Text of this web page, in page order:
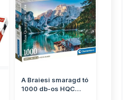
A Braiesi smaragd tó
1000 db-os HQC